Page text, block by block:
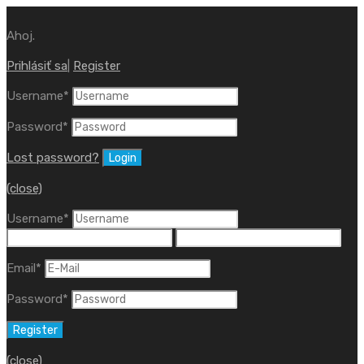
Ahoj.
Prihlásiť sa Register
Username*
Password*
Lost password?
(close)
Username*
Email*
Password*
(close)